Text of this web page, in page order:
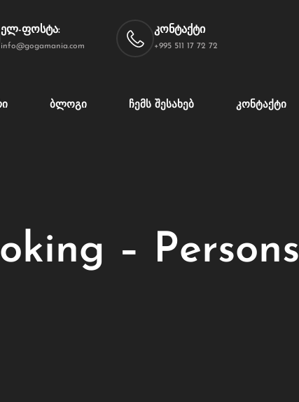
ელ-ფოსტა:
info@gogamania.com
კონტაქტი
+995 511 17 72 72
ᲑᲚᲝᲒᲘ ᲩᲔᲛᲡ ᲨᲔᲡᲐᲮᲔᲑ ᲙᲝᲜᲢᲐᲥᲢᲘ
– Persons